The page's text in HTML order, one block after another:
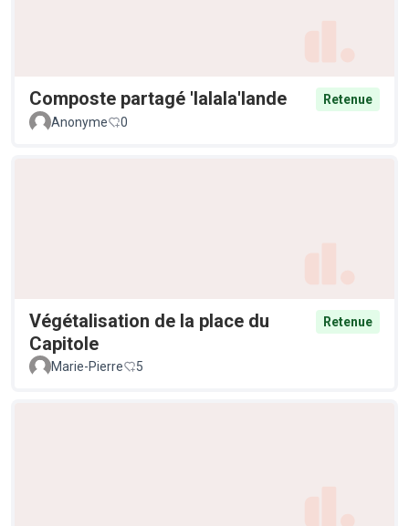
Composte partagé 'lalala'lande
Retenue
Anonyme
0
Végétalisation de la place du
Capitole
Retenue
Marie-Pierre 5